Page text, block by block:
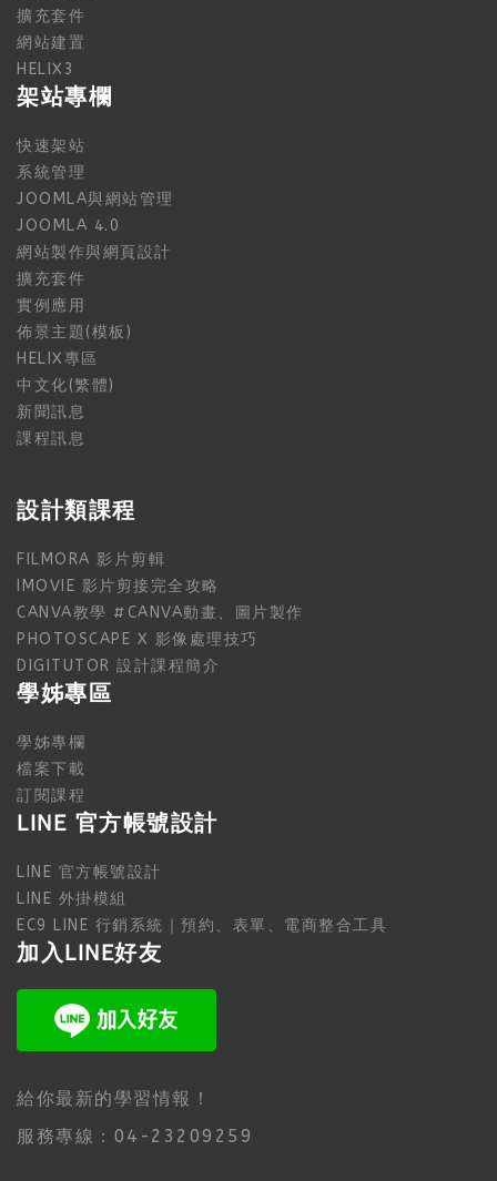
擴充套件
網站建置
HELIX3
架站專欄
快速架站
系統管理
JOOMLA與網站管理
JOOMLA 4.0
網站製作與網頁設計
擴充套件
實例應用
佈景主題(模板)
HELIX專區
中文化(繁體)
新聞訊息
課程訊息
設計類課程
FILMORA 影片剪輯
IMOVIE 影片剪接完全攻略
CANVA教學 #CANVA動畫、圖片製作
PHOTOSCAPE X 影像處理技巧
DIGITUTOR 設計課程簡介
學姊專區
學姊專欄
檔案下載
訂閱課程
LINE 官方帳號設計
LINE 官方帳號設計
LINE 外掛模組
EC9 LINE 行銷系統｜預約、表單、電商整合工具
加入LINE好友
給你最新的學習情報！
服務專線：04-23209259